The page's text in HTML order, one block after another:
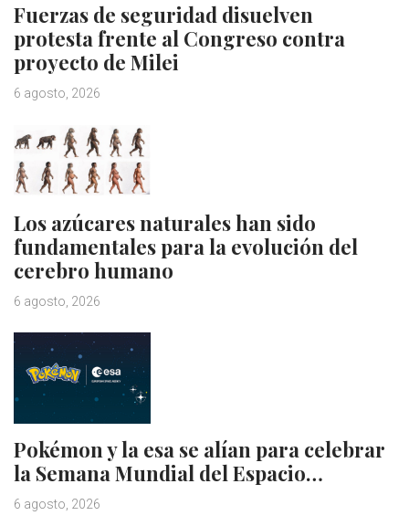
Fuerzas de seguridad disuelven
protesta frente al Congreso contra
proyecto de Milei
6 agosto, 2026
Los azúcares naturales han sido
fundamentales para la evolución del
cerebro humano
6 agosto, 2026
Pokémon y la esa se alían para celebrar
la Semana Mundial del Espacio…
6 agosto, 2026